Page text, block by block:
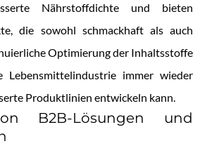
Nährstoffdichte und bieten
die sowohl schmackhaft als auch
Optimierung der Inhaltsstoffe
Lebensmittelindustrie immer wieder
Produktlinien entwickeln kann.
B2B-Lösungen und